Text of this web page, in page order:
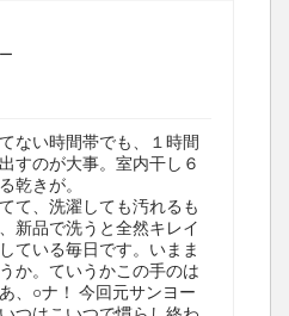
ない時間帯でも、１時間
すのが大事。室内干し６
乾きが。
て、洗濯しても汚れるも
新品で洗うと全然キレイ
ている毎日です。いまま
か。ていうかこの手のは
、○ナ！ 今回元サンヨー